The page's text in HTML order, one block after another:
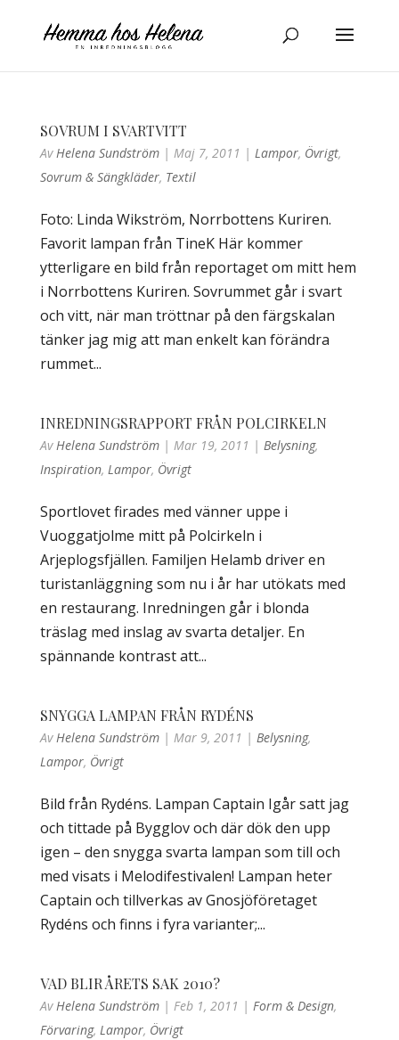
SOVRUM I SVARTVITT
AvHelena Sundström| Maj 7, 2011 | Lampor, Övrigt,
Sovrum & Sängkläder, Textil
Foto: Linda Wikström, Norrbottens Kuriren.
Favorit lampan från TineK Här kommer
ytterligare en bild från reportaget om mitt hem
i Norrbottens Kuriren. Sovrummet går i svart
och vitt, när man tröttnar på den färgskalan
tänker jag mig att man enkelt kan förändra
rummet...
INREDNINGSRAPPORT FRÅN POLCIRKELN
AvHelena Sundström| Mar 19, 2011 | Belysning,
Inspiration, Lampor, Övrigt
Sportlovet firades med vänner uppe i
Vuoggatjolme mitt på Polcirkeln i
Arjeplogsfjällen. Familjen Helamb driver en
turistanläggning som nu i år har utökats med
en restaurang. Inredningen går i blonda
träslag med inslag av svarta detaljer. En
spännande kontrast att...
SNYGGA LAMPAN FRÅN RYDÉNS
AvHelena Sundström| Mar 9, 2011 | Belysning,
Lampor, Övrigt
Bild från Rydéns. Lampan Captain Igår satt jag
och tittade på Bygglov och där dök den upp
igen – den snygga svarta lampan som till och
med visats i Melodifestivalen! Lampan heter
Captain och tillverkas av Gnosjöföretaget
Rydéns och finns i fyra varianter;...
VAD BLIR ÅRETS SAK 2010?
AvHelena Sundström| Feb 1, 2011 | Form & Design,
Förvaring, Lampor, Övrigt